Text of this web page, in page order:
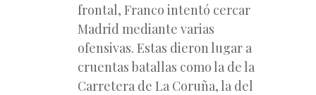
frontal, Franco intentó cercar
Madrid mediante varias
ofensivas. Estas dieron lugar a
cruentas batallas como la de la
Carretera de La Coruña, la del